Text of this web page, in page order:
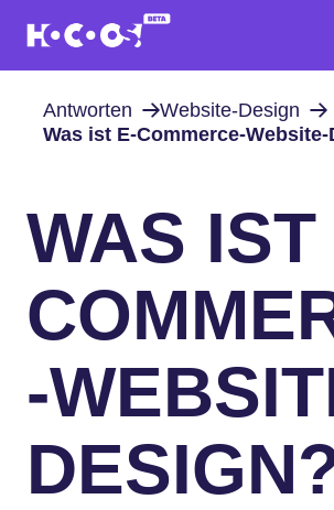
Antworten
Website-Design
Was ist E-Commerce-
WAS IST
-